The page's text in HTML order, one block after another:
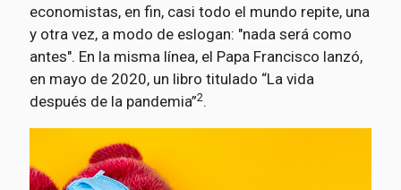
economistas, en fin, casi todo el mundo repite, una
y otra vez, a modo de eslogan: "nada será como
antes". En la misma línea, el Papa Francisco lanzó,
en mayo de 2020, un libro titulado “La vida
después de la pandemia”2.